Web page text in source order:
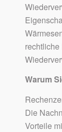
Warum
Die
Vorteile